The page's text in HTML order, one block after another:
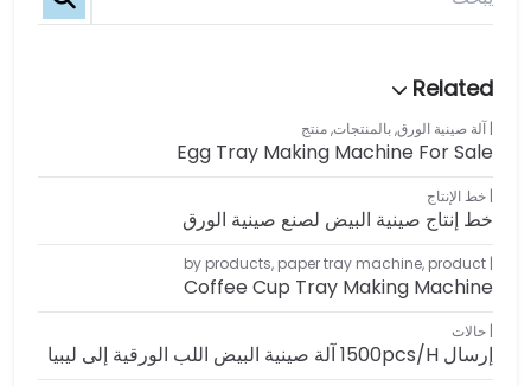
آلة صينية الورق,بالمنتجات,منتج
Egg Tray Making Machine For Sale
خط الإنتاج
خط إنتاج صينية البيض لصنع صينية الورق
by products, paper tray machine, product
Coffee Cup Tray Making Machine
حالات
إرسال 1500pcs/h آلة صينية البيض اللب الورقية إلى ليبيا